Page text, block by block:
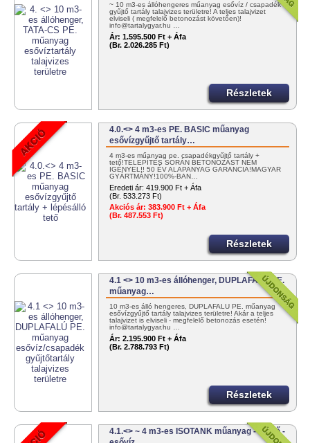
~ 10 m3-es állóhengeres műanyag esővíz / csapadék
gyűjtő tartály talajvizes területre! A teljes talajvizet
elviseli ( megfelelő betonozást követően)!
info@tartalygyar.hu …
Ár: 1.595.500 Ft + Áfa
(Br. 2.026.285 Ft)
Részletek
4.0.<> 4 m3-es PE. BASIC műanyag
esővízgyűjtő tartály…
4 m3-es műanyag pe. csapadékgyűjtő tartály +
tető!TELEPÍTÉS SORÁN BETONOZÁST NEM
IGÉNYEL!! 50 ÉV ALAPANYAG GARANCIA!MAGYAR
GYÁRTMÁNY!100%-BAN…
Eredeti ár: 419.900 Ft + Áfa
(Br. 533.273 Ft)
Akciós ár: 383.900 Ft + Áfa
(Br. 487.553 Ft)
Részletek
4.1 <> 10 m3-es állóhenger, DUPLAFALÚ PE.
műanyag…
10 m3-es álló hengeres, DUPLAFALÚ PE. műanyag
esővízgyűjtő tartály talajvizes területre! Akár a teljes
talajvizet is elviseli - megfelelő betonozás esetén!
info@tartalygyar.hu …
Ár: 2.195.900 Ft + Áfa
(Br. 2.788.793 Ft)
Részletek
4.1.<> ~ 4 m3-es ISOTANK műanyag - fekvő -